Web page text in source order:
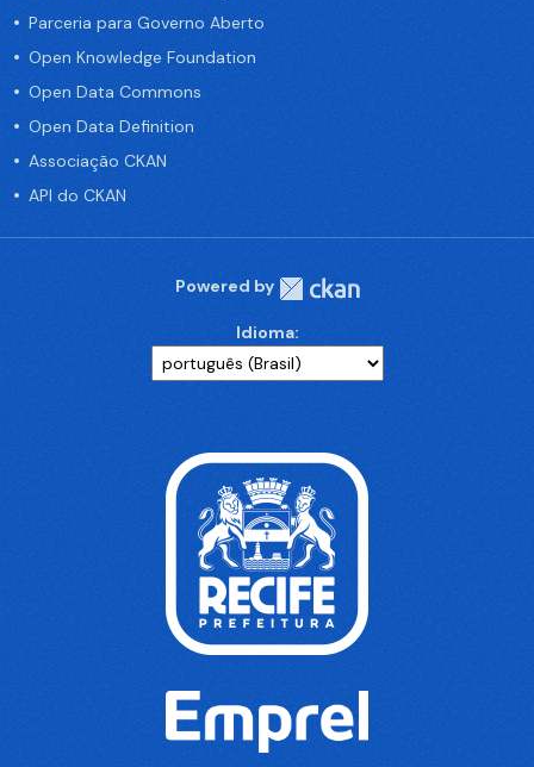
Parceria para Governo Aberto
Open Knowledge Foundation
Open Data Commons
Open Data Definition
Associação CKAN
API do CKAN
Powered by
Idioma